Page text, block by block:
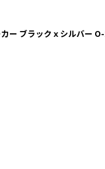
ー ブラックｘシルバー